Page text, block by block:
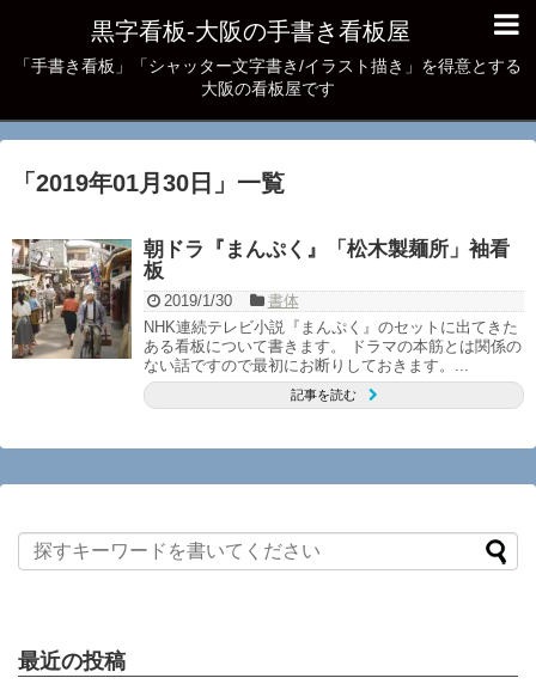
黒字看板‐大阪の手書き看板屋
「手書き看板」「シャッター文字書き/イラスト描き」を得意とする
大阪の看板屋です
「 2019年01月30日 」 一覧
朝ドラ『まんぷく』「松木製麺所」袖看
板
2019/1/30
書体
NHK連続テレビ小説『まんぷく』のセットに出てきた
ある看板について書きます。 ドラマの本筋とは関係の
ない話ですので最初にお断りしておきます。...
記事を読む
最近の投稿